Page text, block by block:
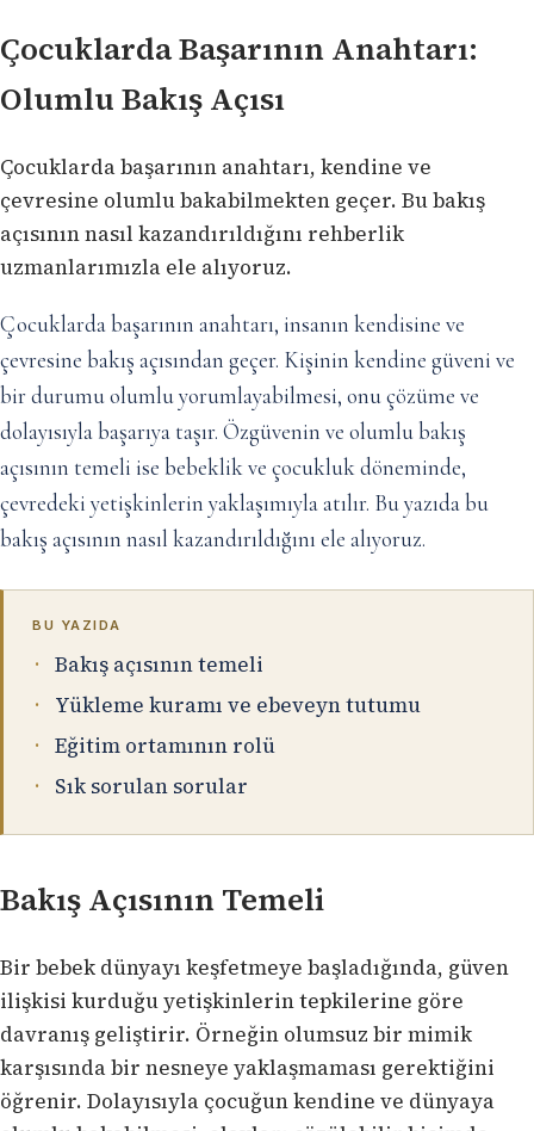
Çocuklarda Başarının Anahtarı:
Olumlu Bakış Açısı
Çocuklarda başarının anahtarı, kendine ve
çevresine olumlu bakabilmekten geçer. Bu bakış
açısının nasıl kazandırıldığını rehberlik
uzmanlarımızla ele alıyoruz.
Çocuklarda başarının anahtarı, insanın kendisine ve
çevresine bakış açısından geçer. Kişinin kendine güveni ve
bir durumu olumlu yorumlayabilmesi, onu çözüme ve
dolayısıyla başarıya taşır. Özgüvenin ve olumlu bakış
açısının temeli ise bebeklik ve çocukluk döneminde,
çevredeki yetişkinlerin yaklaşımıyla atılır. Bu yazıda bu
bakış açısının nasıl kazandırıldığını ele alıyoruz.
BU YAZIDA
Bakış açısının temeli
Yükleme kuramı ve ebeveyn tutumu
Eğitim ortamının rolü
Sık sorulan sorular
Bakış Açısının Temeli
Bir bebek dünyayı keşfetmeye başladığında, güven
ilişkisi kurduğu yetişkinlerin tepkilerine göre
davranış geliştirir. Örneğin olumsuz bir mimik
karşısında bir nesneye yaklaşmaması gerektiğini
öğrenir. Dolayısıyla çocuğun kendine ve dünyaya